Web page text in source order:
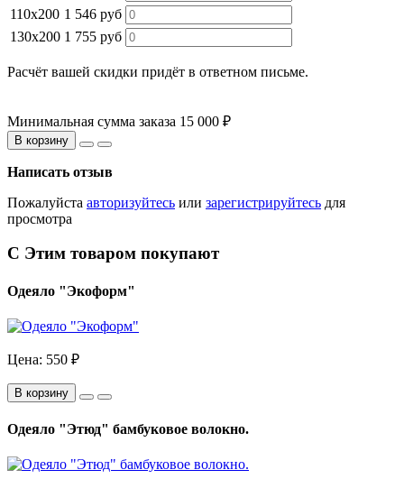
110х200 1 546 руб
130х200 1 755 руб
Расчёт вашей скидки придёт в ответном письме.
Минимальная сумма заказа 15 000 ₽
В корзину
Написать отзыв
Пожалуйста авторизуйтесь или зарегистрируйтесь для
просмотра
С Этим товаром покупают
Одеяло "Экоформ"
Цена: 550 ₽
В корзину
Одеяло "Этюд" бамбуковое волокно.